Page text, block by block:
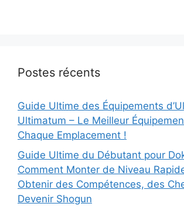
Postes récents
Guide Ultime des Équipements
Ultimatum – Le Meilleur
Chaque Emplacement !
Guide Ultime du Débutant pour
Comment Monter de Niveau
Obtenir des Compétences, des
Devenir Shogun